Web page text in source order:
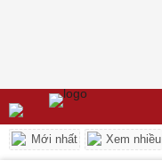
Mới nhất Xem nhiều